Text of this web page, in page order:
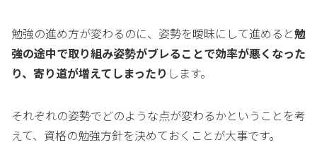
勉強の進め方が変わるのに、姿勢を曖昧にして進めると勉
強の途中で取り組み姿勢がブレることで効率が悪くなった
り、寄り道が増えてしまったり します。
それぞれの姿勢でどのような点が変わるかということを考
えて、資格の勉強方針を決めておくことが大事です。